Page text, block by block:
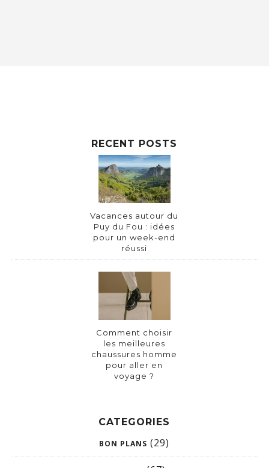
RECENT POSTS
Vacances autour du
Puy du Fou : idées
pour un week-end
réussi
Comment choisir
les meilleures
chaussures homme
pour aller en
voyage ?
CATEGORIES
BON PLANS (29)